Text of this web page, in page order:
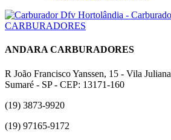
ANDARA CARBURADORES
R João Francisco Yanssen, 15 - Vila Juliana
Sumaré - SP - CEP: 13171-160
(19) 3873-9920
(19) 97165-9172